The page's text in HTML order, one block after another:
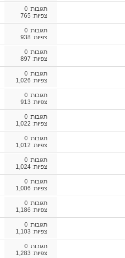
תגובות: 0
צפיות: 765
תגובות: 0
צפיות: 938
תגובות: 0
צפיות: 897
תגובות: 0
צפיות: 1,026
תגובות: 0
צפיות: 913
תגובות: 0
צפיות: 1,022
תגובות: 0
צפיות: 1,012
תגובות: 0
צפיות: 1,024
תגובות: 0
צפיות: 1,006
תגובות: 0
צפיות: 1,186
תגובות: 0
צפיות: 1,103
תגובות: 0
צפיות: 1,283